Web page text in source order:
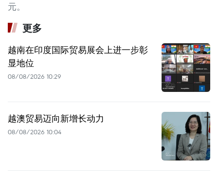
元。
更多
越南在印度国际贸易展会上进一步彰
显地位
08/08/2026 10:29
越澳贸易迈向新增长动力
08/08/2026 10:04